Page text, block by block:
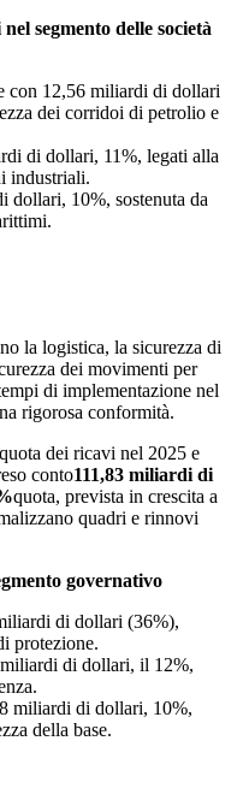
segmento delle società
con 12,56 miliardi di dollari
dei corridoi di petrolio e
di dollari, 11%, legati alla
industriali.
dollari, 10%, sostenuta da
la logistica, la sicurezza di
dei movimenti per
di implementazione nel
rigorosa conformità.
dei ricavi nel 2025 e
conto111,83 miliardi di
quota, prevista in crescita a
quadri e rinnovi
governativo
di dollari (36%),
protezione.
di dollari, il 12%,
miliardi di dollari, 10%,
della base.